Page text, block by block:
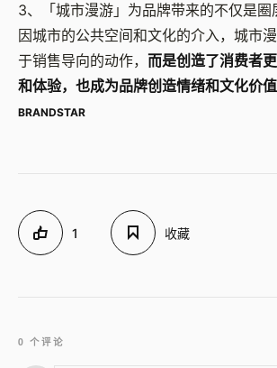
3、「城市漫游」为品牌带来的不仅是圈
因城市的公共空间和文化的介入，城市
于销售导向的动作， 而是创造了消费者
和体验，也成为品牌创造情绪和文化价值
BRANDSTAR
1 收藏
0 个评论